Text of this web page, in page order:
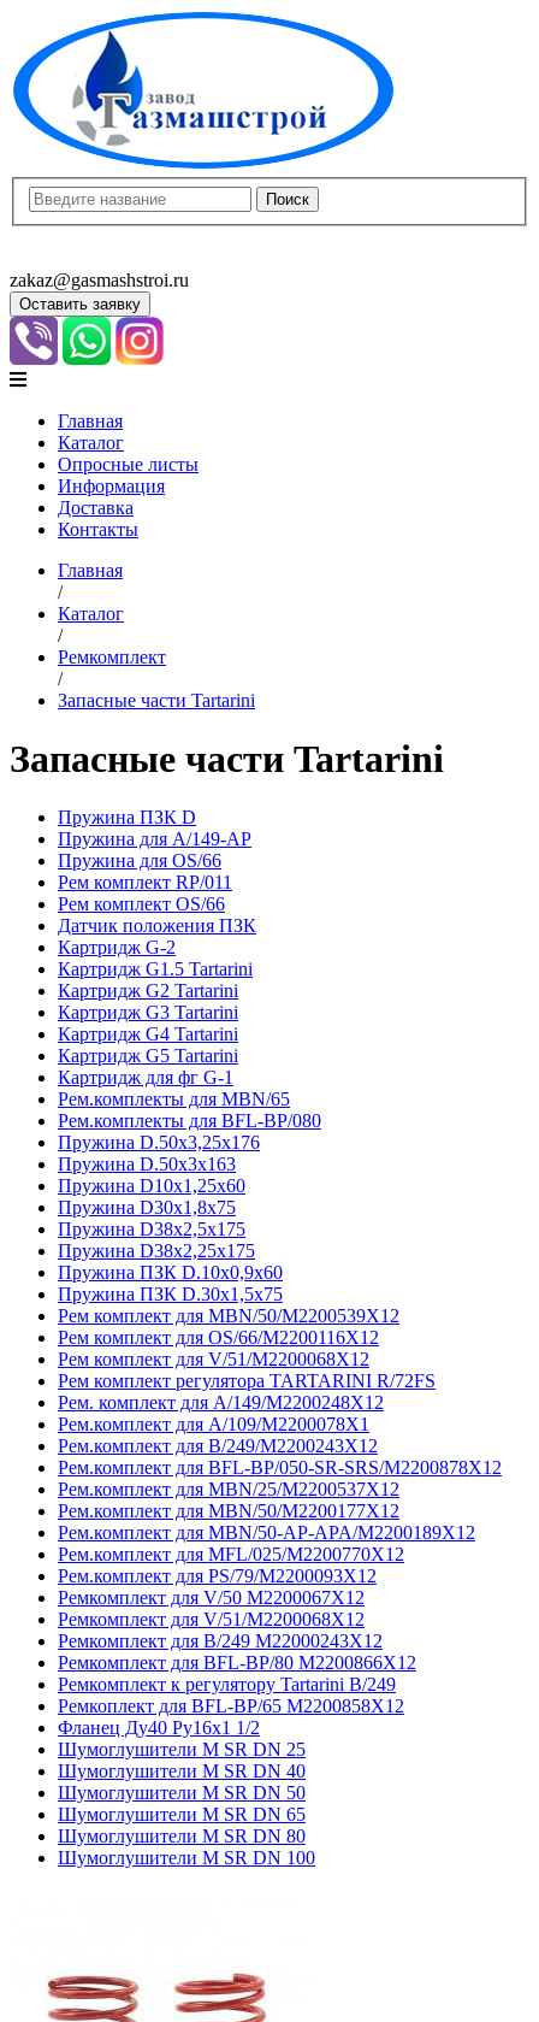
zakaz@gasmashstroi.ru
Оставить заявку
Главная
Каталог
Опросные листы
Информация
Доставка
Контакты
Главная
/
Каталог
/
Ремкомплект
/
Запасные части Tartarini
Запасные части Tartarini
Пружина ПЗК D
Пружина для А/149-АР
Пружина для OS/66
Рем комплект RP/011
Рем комплект OS/66
Датчик положения ПЗК
Картридж G-2
Картридж G1.5 Tartarini
Картридж G2 Tartarini
Картридж G3 Tartarini
Картридж G4 Tartarini
Картридж G5 Tartarini
Картридж для фг G-1
Рем.комплекты для MBN/65
Рем.комплекты для BFL-BP/080
Пружина D.50х3,25х176
Пружина D.50х3х163
Пружина D10х1,25х60
Пружина D30х1,8х75
Пружина D38x2,5x175
Пружина D38х2,25х175
Пружина ПЗК D.10х0,9х60
Пружина ПЗК D.30х1,5х75
Рем комплект для MBN/50/M2200539X12
Рем комплект для OS/66/M2200116X12
Рем комплект для V/51/M2200068X12
Рем комплект регулятора TARTARINI R/72FS
Рем. комплект для А/149/M2200248X12
Рем.комплект для A/109/M2200078X1
Рем.комплект для B/249/M2200243X12
Рем.комплект для BFL-BP/050-SR-SRS/M2200878X12
Рем.комплект для MBN/25/M2200537X12
Рем.комплект для MBN/50/M2200177X12
Рем.комплект для MBN/50-AP-APA/M2200189X12
Рем.комплект для MFL/025/M2200770X12
Рем.комплект для PS/79/M2200093X12
Ремкомплект для V/50 M2200067X12
Ремкомплект для V/51/M2200068X12
Ремкомплект для В/249 М22000243Х12
Ремкомплект для BFL-BP/80 M2200866X12
Ремкомплект к регулятору Tartarini B/249
Ремкоплект для BFL-BP/65 M2200858X12
Фланец Ду40 Ру16х1 1/2
Шумоглушители M SR DN 25
Шумоглушители M SR DN 40
Шумоглушители M SR DN 50
Шумоглушители M SR DN 65
Шумоглушители M SR DN 80
Шумоглушители M SR DN 100